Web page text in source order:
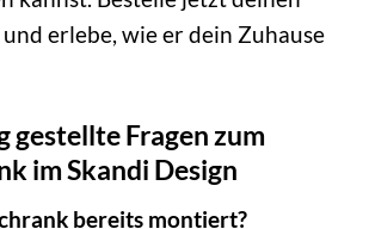
erlebe, wie er dein Zuhause
gestellte Fragen zum
im Skandi Design
bereits montiert?